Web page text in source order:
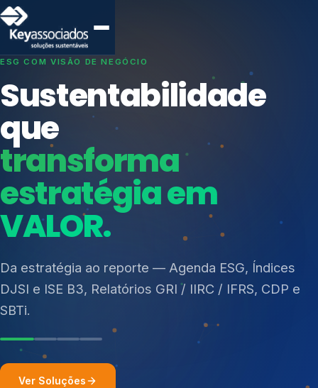
SISTEMAS DE GESTÃO OTIMIZADOS E INTEGRADOS
Conformidade que
protege seu
negócio.
Consultoria, auditoria e treinamentos em ISO 27001,
ISO 27701, ISO 42001, ISO 37001, ISO 9001, ISO
14001, ISO 45001, ONA e PNQ — Gestão de
resíduos sólidos (PGRS/PMGRS).
Índices de Mercado
Mudanças Climáticas
Reputação e Cadeia
Reporte Regulatório
Ver Soluções